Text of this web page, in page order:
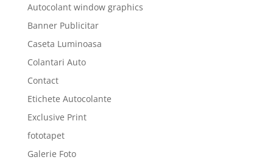
Autocolant window graphics
Banner Publicitar
Caseta Luminoasa
Colantari Auto
Contact
Etichete Autocolante
Exclusive Print
fototapet
Galerie Foto